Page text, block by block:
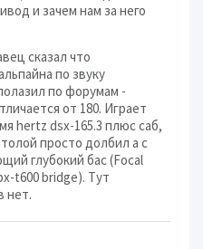
и зачем нам за него
сказал что
по звуку
по форумам -
от 180. Играет
hertz dsx-165.3 плюс саб,
просто долбил а с
глубокий бас (Focal
t600 bridge). Тут
нет.